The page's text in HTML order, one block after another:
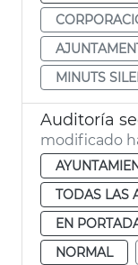
MINUTS
Auditoría
modificado
TODAS LAS
EN
NORMAL